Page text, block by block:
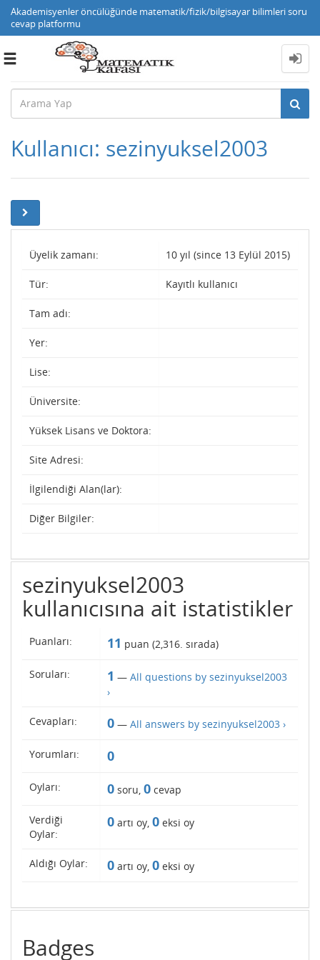
Akademisyenler öncülüğünde matematik/fizik/bilgisayar bilimleri soru
cevap platformu
Toggle
Kullanıcı: sezinyuksel2003
Üyelik zamanı: 10 yıl (since 13 Eylül 2015)
Tür: Kayıtlı kullanıcı
Tam adı:
Yer:
Lise:
Üniversite:
Yüksek Lisans ve Doktora:
Site Adresi:
İlgilendiği Alan(lar):
Diğer Bilgiler:
sezinyuksel2003
kullanıcısına ait istatistikler
Puanları: 11 puan (2,316. sırada)
Soruları: 1 — All questions by sezinyuksel2003
›
Cevapları: 0 — All answers by sezinyuksel2003 ›
Yorumları: 0
Oyları: 0 soru, 0 cevap
Verdiği
Oylar:
0 artı oy, 0 eksi oy
Aldığı Oylar: 0 artı oy, 0 eksi oy
Badges